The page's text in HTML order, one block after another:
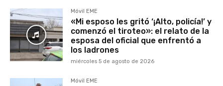
Móvil EME
«Mi esposo les gritó ‘¡Alto, policía!’ y
comenzó el tiroteo»: el relato de la
esposa del oficial que enfrentó a
los ladrones
miércoles 5 de agosto de 2026
Móvil EME